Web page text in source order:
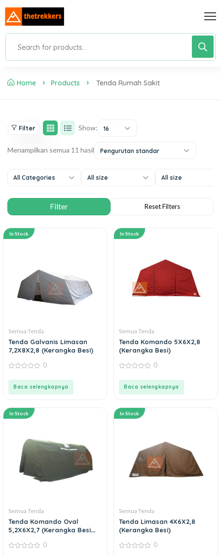
Home Products Tenda Rumah Sakit
Filter Show: 16
Menampilkan semua 11 hasil Pengurutan standar
All Categories All size All size
In Stock
Semua Tenda
Tenda Galvanis Limasan
7,2X8X2,8 (Kerangka Besi)
out
0
Baca selengkapnya
In Stock
Semua Tenda
Tenda Komando 5X6X2,8
(Kerangka Besi)
out
0
Baca selengkapnya
In Stock
Semua Tenda
Tenda Komando Oval
5,2X6X2,7 (Kerangka Besi
0
In Stock
Semua Tenda
Tenda Limasan 4X6X2,8
(Kerangka Besi)
0